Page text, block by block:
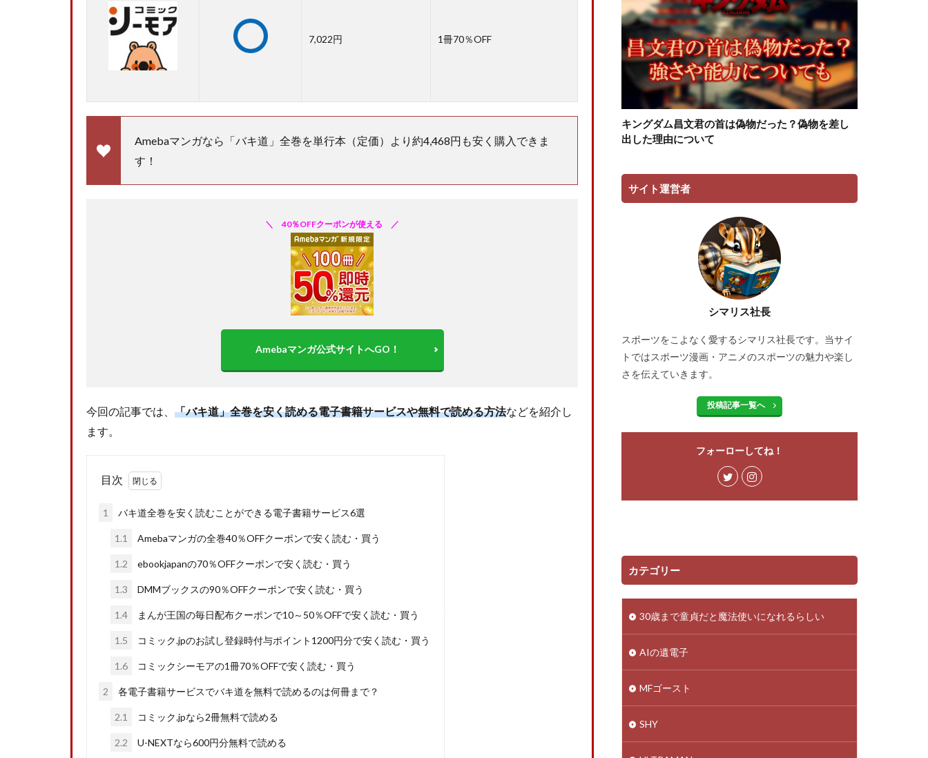
7,022円 1冊70％OFF
Amebaマンガなら「バキ道」全巻を単行本（定価）より約4,468円も安く購入できま
す！
＼ 40％OFFクーポンが使える ／
Amebaマンガ公式サイトへGO！
今回の記事では、 「バキ道」全巻を安く読める電子書籍サービスや無料で読める方法などを紹介し
ます。
目次
1 バキ道全巻を安く読むことができる電子書籍サービス6選
1.1 Amebaマンガの全巻40％OFFクーポンで安く読む・買う
1.2 ebookjapanの70％OFFクーポンで安く読む・買う
1.3 DMMブックスの90％OFFクーポンで安く読む・買う
1.4 まんが王国の毎日配布クーポンで10～50％OFFで安く読む・買う
1.5 コミック.jpのお試し登録時付与ポイント1200円分で安く読む・買う
1.6 コミックシーモアの1冊70％OFFで安く読む・買う
2 各電子書籍サービスでバキ道を無料で読めるのは何冊まで？
2.1 コミック.jpなら2冊無料で読める
2.2 U-NEXTなら600円分無料で読める
キングダム昌文君の首は偽物だった？偽物を差し
出した理由について
サイト運営者
シマリス社長
スポーツをこよなく愛するシマリス社長です。当サイ
トではスポーツ漫画・アニメのスポーツの魅力や楽し
さを伝えていきます。
投稿記事一覧へ
フォーローしてね！
カテゴリー
30歳まで童貞だと魔法使いになれるらしい
AIの遺電子
MFゴースト
SHY